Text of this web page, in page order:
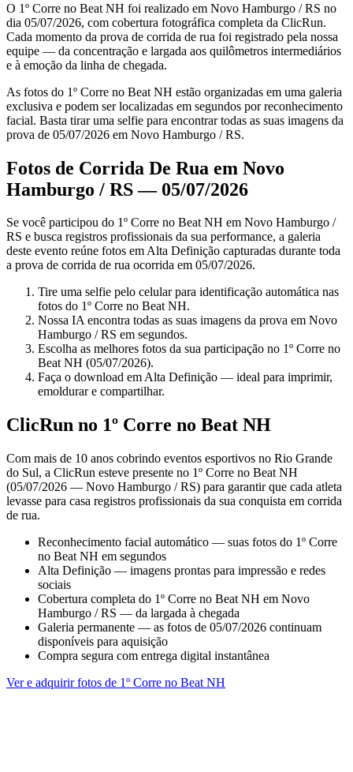
O 1º Corre no Beat NH foi realizado em Novo Hamburgo / RS no
dia 05/07/2026, com cobertura fotográfica completa da ClicRun.
Cada momento da prova de corrida de rua foi registrado pela nossa
equipe — da concentração e largada aos quilômetros intermediários
e à emoção da linha de chegada.
As fotos do 1º Corre no Beat NH estão organizadas em uma galeria
exclusiva e podem ser localizadas em segundos por reconhecimento
facial. Basta tirar uma selfie para encontrar todas as suas imagens da
prova de 05/07/2026 em Novo Hamburgo / RS.
Fotos de Corrida De Rua em Novo
Hamburgo / RS — 05/07/2026
Se você participou do 1º Corre no Beat NH em Novo Hamburgo /
RS e busca registros profissionais da sua performance, a galeria
deste evento reúne fotos em Alta Definição capturadas durante toda
a prova de corrida de rua ocorrida em 05/07/2026.
Tire uma selfie pelo celular para identificação automática nas
fotos do 1º Corre no Beat NH.
Nossa IA encontra todas as suas imagens da prova em Novo
Hamburgo / RS em segundos.
Escolha as melhores fotos da sua participação no 1º Corre no
Beat NH (05/07/2026).
Faça o download em Alta Definição — ideal para imprimir,
emoldurar e compartilhar.
ClicRun no 1º Corre no Beat NH
Com mais de 10 anos cobrindo eventos esportivos no Rio Grande
do Sul, a ClicRun esteve presente no 1º Corre no Beat NH
(05/07/2026 — Novo Hamburgo / RS) para garantir que cada atleta
levasse para casa registros profissionais da sua conquista em corrida
de rua.
Reconhecimento facial automático — suas fotos do 1º Corre
no Beat NH em segundos
Alta Definição — imagens prontas para impressão e redes
sociais
Cobertura completa do 1º Corre no Beat NH em Novo
Hamburgo / RS — da largada à chegada
Galeria permanente — as fotos de 05/07/2026 continuam
disponíveis para aquisição
Compra segura com entrega digital instantânea
Ver e adquirir fotos de 1º Corre no Beat NH